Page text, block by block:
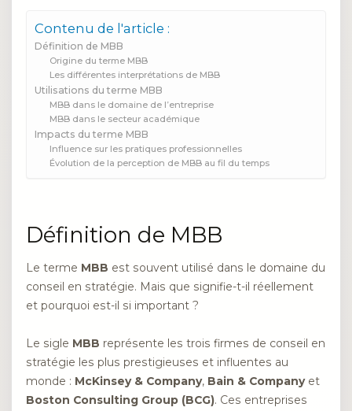
Contenu de l'article :
Définition de MBB
Origine du terme MBB
Les différentes interprétations de MBB
Utilisations du terme MBB
MBB dans le domaine de l’entreprise
MBB dans le secteur académique
Impacts du terme MBB
Influence sur les pratiques professionnelles
Évolution de la perception de MBB au fil du temps
Définition de MBB
Le terme MBB est souvent utilisé dans le domaine du
conseil en stratégie. Mais que signifie-t-il réellement
et pourquoi est-il si important ?
Le sigle MBB représente les trois firmes de conseil en
stratégie les plus prestigieuses et influentes au
monde : McKinsey & Company, Bain & Companyet
Boston Consulting Group (BCG). Ces entreprises